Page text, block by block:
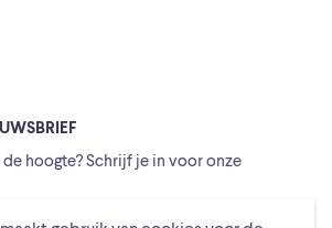
hoogte? Schrijf je in voor onze